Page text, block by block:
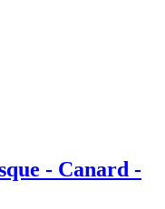
- Canard -